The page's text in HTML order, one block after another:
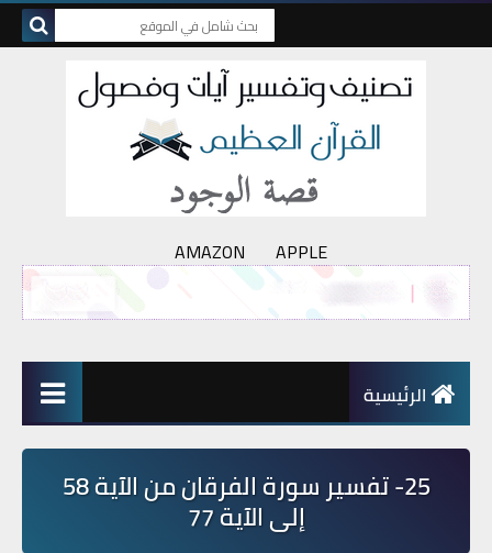
AMAZON APPLE
الرئيسية
25- تفسير سورة الفرقان من الآية 58
إلى الآية 77